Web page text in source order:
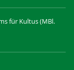
für Kultus (MBl.